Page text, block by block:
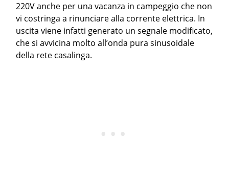
220V anche per una vacanza in campeggio che non
vi costringa a rinunciare alla corrente elettrica. In
uscita viene infatti generato un segnale modificato,
che si avvicina molto all’onda pura sinusoidale
della rete casalinga.